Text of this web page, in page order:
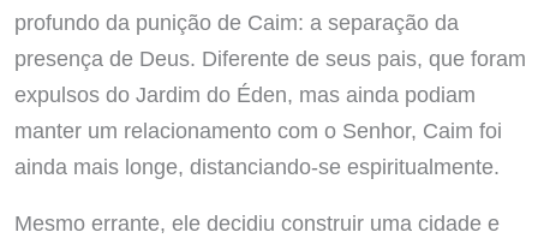
profundo da punição de Caim: a separação da
presença de Deus. Diferente de seus pais, que foram
expulsos do Jardim do Éden, mas ainda podiam
manter um relacionamento com o Senhor, Caim foi
ainda mais longe, distanciando-se espiritualmente.
Mesmo errante, ele decidiu construir uma cidade e